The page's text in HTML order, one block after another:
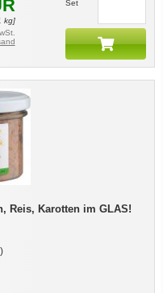
kg]
Set
Reis, Karotten im GLAS!
)